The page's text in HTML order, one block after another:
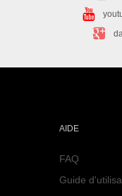
AIDE
FAQ
Guide